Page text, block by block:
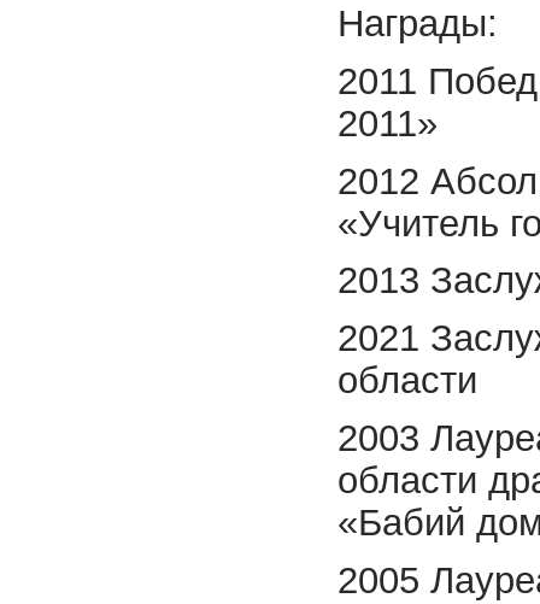
Награды:
2011
2011»
2012
«Учитель
2013
2021
области
2003
области
«Бабий
2005